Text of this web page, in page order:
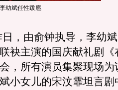
幼斌任性跋扈
由俞钟执导，李幼斌
袂主演的国庆献礼剧《
，所有演员集聚现场为
小女儿的宋汶霏坦言剧